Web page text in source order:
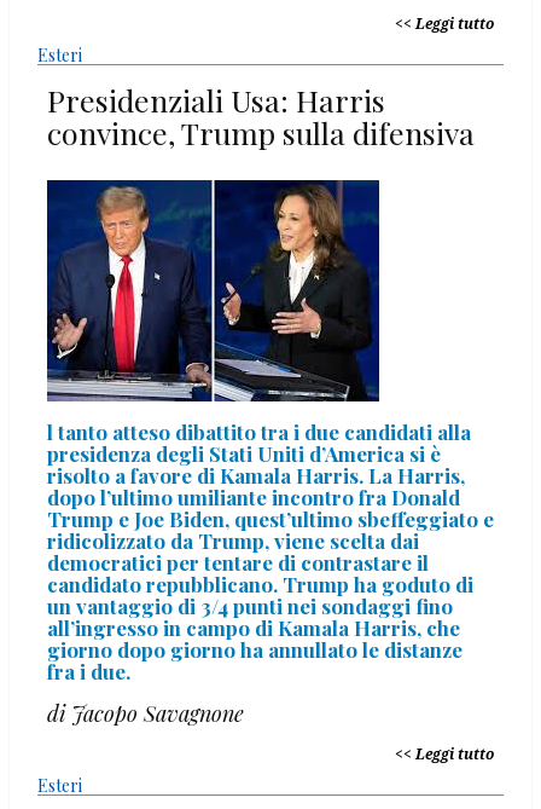
Leggi tutto
Esteri
Presidenziali Usa: Harris
convince, Trump sulla difensiva
l tanto atteso dibattito tra i due candidati alla
presidenza degli Stati Uniti d’America si è
risolto a favore di Kamala Harris. La Harris,
dopo l’ultimo umiliante incontro fra Donald
Trump e Joe Biden, quest’ultimo sbeffeggiato e
ridicolizzato da Trump, viene scelta dai
democratici per tentare di contrastare il
candidato repubblicano. Trump ha goduto di
un vantaggio di 3/4 punti nei sondaggi fino
all’ingresso in campo di Kamala Harris, che
giorno dopo giorno ha annullato le distanze
fra i due.
di Jacopo Savagnone
Leggi tutto
Esteri